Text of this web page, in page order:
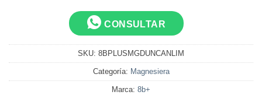
CONSULTAR
SKU: 8BPLUSMGDUNCANLIM
Categoría: Magnesiera
Marca: 8b+